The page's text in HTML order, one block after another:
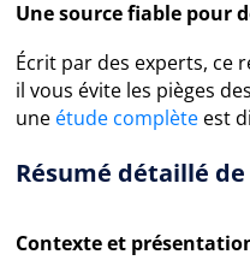
Une source fiable pour
Écrit par des experts, ce
il vous évite les pièges
une étude complète est
Résumé détaillé
Contexte et